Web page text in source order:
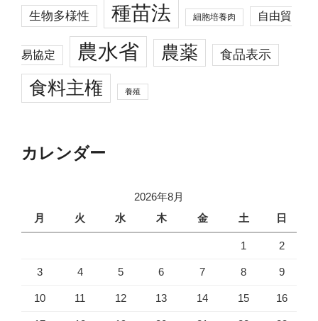
生物多様性 種苗法 細胞培養肉 自由貿
易協定 農水省 農薬 食品表示
食料主権 養殖
カレンダー
2026年8月
月
火 水 木 金 土 日
1 2
3 4 5 6 7 8 9
10 11 12 13 14 15 16